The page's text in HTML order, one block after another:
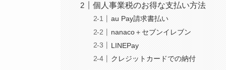
個人事業税のお得な支払い方法
au Pay請求書払い
nanaco＋セブンイレブン
LINEPay
クレジットカードでの納付